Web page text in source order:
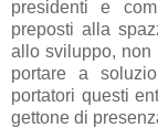
presidenti e
preposti alla
allo sviluppo, non
portare a
portatori questi
gettone di